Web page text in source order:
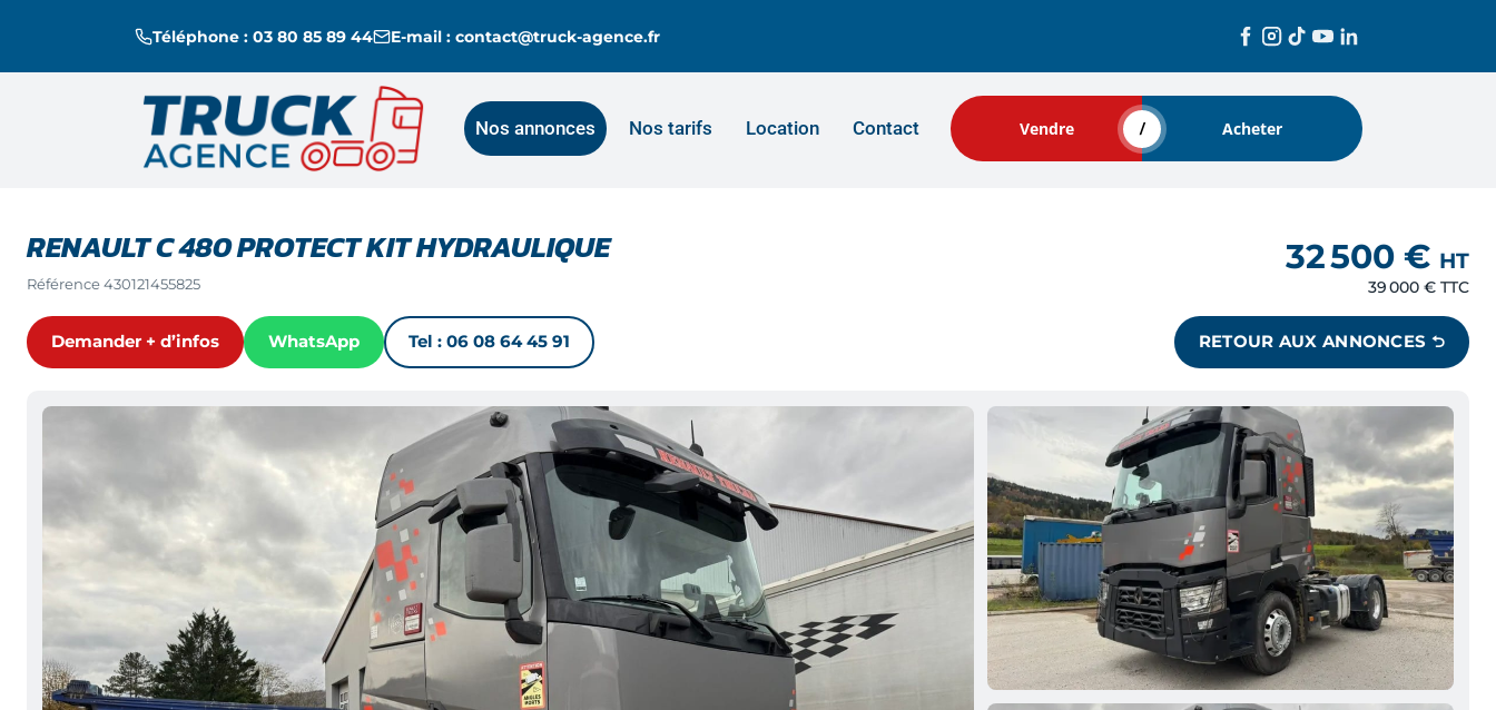
Téléphone : 03 80 85 89 44 E-mail : contact@truck-agence.fr
Nos annonces Nos tarifs Location Contact Vendre Acheter
RENAULT C 480 PROTECT KIT HYDRAULIQUE
Référence430121455825
32 500 € HT
39 000 € TTC
Demander + d’infos WhatsApp Tel : 06 08 64 45 91 RETOUR AUX ANNONCES ⮌